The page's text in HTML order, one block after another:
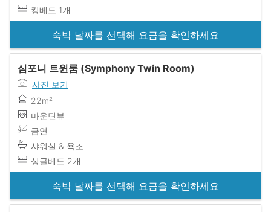
킹베드 1개
숙박 날짜를 선택해 요금을 확인하세요
심포니 트윈룸 (Symphony Twin Room)
사진 보기
22m²
마운틴뷰
금연
샤워실 & 욕조
싱글베드 2개
숙박 날짜를 선택해 요금을 확인하세요